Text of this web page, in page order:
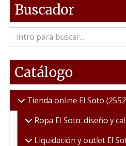
Buscador
Catálogo
Tienda online El Soto
Ropa El Soto: diseño y
Liquidación y outlet El